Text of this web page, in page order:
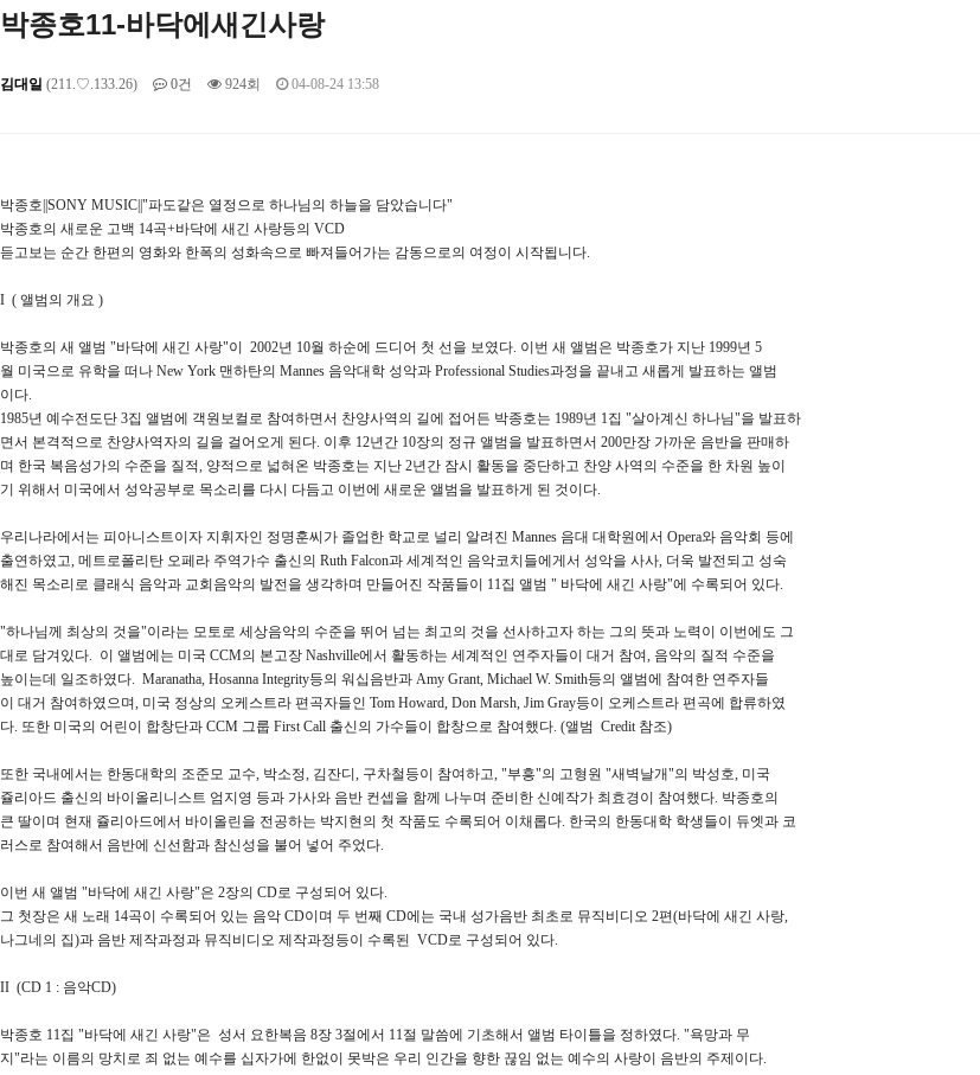
박종호11-바닥에새긴사랑
김대일 (211.♡.133.26) 0건 924회 04-08-24 13:58
박종호||SONY MUSIC||"파도같은 열정으로 하나님의 하늘을 담았습니다"
박종호의 새로운 고백 14곡+바닥에 새긴 사랑등의 VCD
듣고보는 순간 한편의 영화와 한폭의 성화속으로 빠져들어가는 감동으로의 여정이 시작됩니다.
I ( 앨범의 개요 )
박종호의 새 앨범 "바닥에 새긴 사랑"이 2002년 10월 하순에 드디어 첫 선을 보였다. 이번 새 앨범은 박종호가 지난 1999년 5
월 미국으로 유학을 떠나 New York 맨하탄의 Mannes 음악대학 성악과 Professional Studies과정을 끝내고 새롭게 발표하는 앨범
이다.
1985년 예수전도단 3집 앨범에 객원보컬로 참여하면서 찬양사역의 길에 접어든 박종호는 1989년 1집 "살아계신 하나님"을 발표하
면서 본격적으로 찬양사역자의 길을 걸어오게 된다. 이후 12년간 10장의 정규 앨범을 발표하면서 200만장 가까운 음반을 판매하
며 한국 복음성가의 수준을 질적, 양적으로 넓혀온 박종호는 지난 2년간 잠시 활동을 중단하고 찬양 사역의 수준을 한 차원 높이
기 위해서 미국에서 성악공부로 목소리를 다시 다듬고 이번에 새로운 앨범을 발표하게 된 것이다.
우리나라에서는 피아니스트이자 지휘자인 정명훈씨가 졸업한 학교로 널리 알려진 Mannes 음대 대학원에서 Opera와 음악회 등에
출연하였고, 메트로폴리탄 오페라 주역가수 출신의 Ruth Falcon과 세계적인 음악코치들에게서 성악을 사사, 더욱 발전되고 성숙
해진 목소리로 클래식 음악과 교회음악의 발전을 생각하며 만들어진 작품들이 11집 앨범 " 바닥에 새긴 사랑"에 수록되어 있다.
"하나님께 최상의 것을"이라는 모토로 세상음악의 수준을 뛰어 넘는 최고의 것을 선사하고자 하는 그의 뜻과 노력이 이번에도 그
대로 담겨있다. 이 앨범에는 미국 CCM의 본고장 Nashville에서 활동하는 세계적인 연주자들이 대거 참여, 음악의 질적 수준을
높이는데 일조하였다. Maranatha, Hosanna Integrity등의 워십음반과 Amy Grant, Michael W. Smith등의 앨범에 참여한 연주자들
이 대거 참여하였으며, 미국 정상의 오케스트라 편곡자들인 Tom Howard, Don Marsh, Jim Gray등이 오케스트라 편곡에 합류하였
다. 또한 미국의 어린이 합창단과 CCM 그룹 First Call 출신의 가수들이 합창으로 참여했다. (앨범 Credit 참조)
또한 국내에서는 한동대학의 조준모 교수, 박소정, 김잔디, 구차철등이 참여하고, "부흥"의 고형원 "새벽날개"의 박성호, 미국
쥴리아드 출신의 바이올리니스트 엄지영 등과 가사와 음반 컨셉을 함께 나누며 준비한 신예작가 최효경이 참여했다. 박종호의
큰 딸이며 현재 쥴리아드에서 바이올린을 전공하는 박지현의 첫 작품도 수록되어 이채롭다. 한국의 한동대학 학생들이 듀엣과 코
러스로 참여해서 음반에 신선함과 참신성을 불어 넣어 주었다.
이번 새 앨범 "바닥에 새긴 사랑"은 2장의 CD로 구성되어 있다.
그 첫장은 새 노래 14곡이 수록되어 있는 음악 CD이며 두 번째 CD에는 국내 성가음반 최초로 뮤직비디오 2편(바닥에 새긴 사랑,
나그네의 집)과 음반 제작과정과 뮤직비디오 제작과정등이 수록된 VCD로 구성되어 있다.
II (CD 1 : 음악CD)
박종호 11집 "바닥에 새긴 사랑"은 성서 요한복음 8장 3절에서 11절 말씀에 기초해서 앨범 타이틀을 정하였다. "욕망과 무
지"라는 이름의 망치로 죄 없는 예수를 십자가에 한없이 못박은 우리 인간을 향한 끊임 없는 예수의 사랑이 음반의 주제이다.